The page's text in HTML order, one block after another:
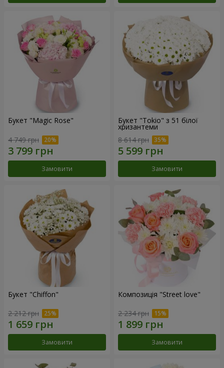
Букет "Magic Rose"
4 749 грн
Замовити
Букет "Tokio" з 51 білої
хризантеми
8 614 грн
Замовити
Букет "Chiffon"
2 212 грн
Замовити
Композиція "Street love"
2 234 грн
Замовити